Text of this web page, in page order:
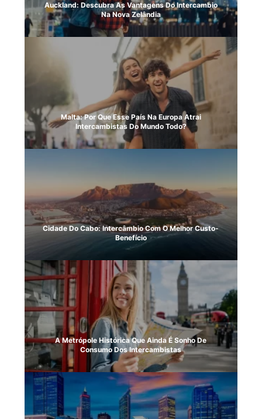
Auckland: Descubra As Vantagens Do Intercambio
Na Nova Zelândia
Malta: Por Que Esse País Na Europa Atrai
Intercambistas Do Mundo Todo?
Cidade Do Cabo: Intercâmbio Com O Melhor Custo-
Benefício
A Metrópole Histórica Que Ainda É Sonho De
Consumo Dos Intercambistas